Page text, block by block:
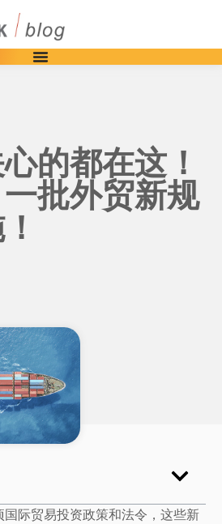
的都在这！
批外贸新规
际贸易投资政策和法令，这些新